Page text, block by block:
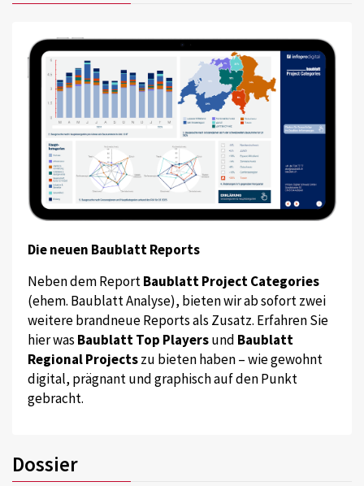
Die neuen Baublatt Reports
Neben dem ReportBaublatt Project Categories
(ehem. Baublatt Analyse), bieten wir ab sofort zwei
weitere brandneue Reports als Zusatz. Erfahren Sie
hier was Baublatt Top Playersund Baublatt
Regional Projectszu bieten haben – wie gewohnt
digital, prägnant und graphisch auf den Punkt
gebracht.
Dossier